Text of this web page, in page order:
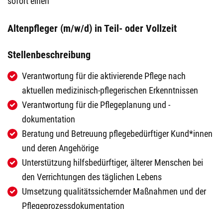
Altenpfleger (m/w/d) in Teil- oder Vollzeit
Stellenbeschreibung
Verantwortung für die aktivierende Pflege nach
aktuellen medizinisch-pflegerischen Erkenntnissen
Verantwortung für die Pflegeplanung und -
dokumentation
Beratung und Betreuung pflegebedürftiger Kund*innen
und deren Angehörige
Unterstützung hilfsbedürftiger, älterer Menschen bei
den Verrichtungen des täglichen Lebens
Umsetzung qualitätssichernder Maßnahmen und der
Pflegeprozessdokumentation